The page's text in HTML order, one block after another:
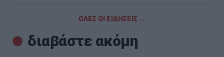
ΟΛΕΣ ΟΙ ΕΙΔΗΣΕΙΣ →
διαβάστε ακόμη